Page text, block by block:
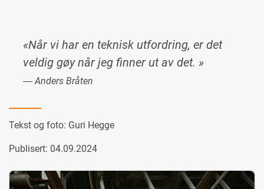
Tekst og foto: Guri Hegge
Publisert: 04.09.2024
«Når vi har en teknisk utfordring, er det
veldig gøy når jeg finner ut av det. »
― Anders Bråten